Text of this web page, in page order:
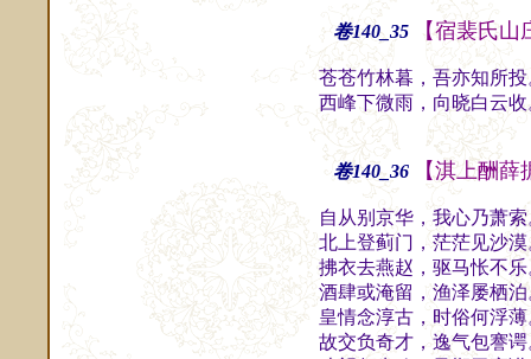
卷140_35 【宿裴氏山
苍苍竹林暮，吾亦知所
西峰下微雨，向晓白云
卷140_36 【淇上酬
自从别京华，我心乃萧
北上登蓟门，茫茫见沙
拂衣去燕赵，驱马怅不
酒肆或淹留，渔泽屡栖
皇情念淳古，时俗何浮
故交负奇才，逸气包謇